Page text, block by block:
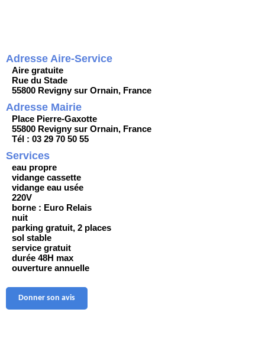
Adresse Aire-Service
Aire gratuite
Rue du Stade
55800 Revigny sur Ornain, France
Adresse Mairie
Place Pierre-Gaxotte
55800 Revigny sur Ornain, France
Tél : 03 29 70 50 55
Services
eau propre
vidange cassette
vidange eau usée
220V
borne : Euro Relais
nuit
parking gratuit, 2 places
sol stable
service gratuit
durée 48H max
ouverture annuelle
Donner son avis